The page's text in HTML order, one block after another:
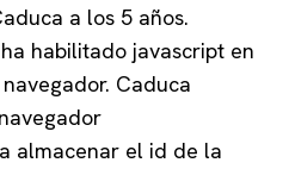
a los 5 años.
habilitado javascript en
Caduca
almacenar el id de la